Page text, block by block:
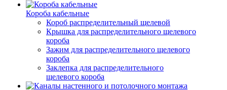
Короба кабельные
Короб распределительный щелевой
Крышка для распределительного щелевого
короба
Зажим для распределительного щелевого
короба
Заклепка для распределительного
щелевого короба